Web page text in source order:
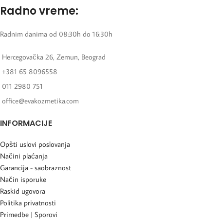
Radno vreme:
Radnim danima od 08:30h do 16:30h
Hercegovačka 26, Zemun, Beograd
+381 65 8096558
011 2980 751
office@evakozmetika.com
INFORMACIJE
Opšti uslovi poslovanja
Načini plaćanja
Garancija - saobraznost
Način isporuke
Raskid ugovora
Politika privatnosti
Primedbe | Sporovi